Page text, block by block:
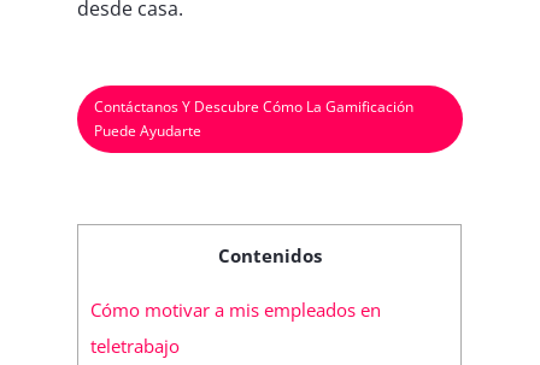
desde casa.
Contáctanos Y Descubre Cómo La Gamificación
Puede Ayudarte
Contenidos
Cómo motivar a mis empleados en
teletrabajo